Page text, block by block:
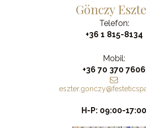
Gönczy
Telefon:
+36 1 815-8134
Mobil:
+36 70 370 7606
H-P: 09:00-17:00